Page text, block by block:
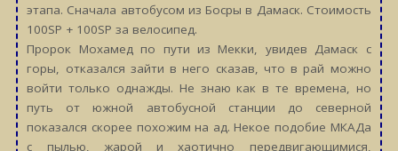
этапа. Сначала автобусом из Босры в Дамаск. Стоимость
100SP + 100SP за велосипед.
Пророк Мохамед по пути из Мекки, увидев Дамаск с
горы, отказался зайти в него сказав, что в рай можно
войти только однажды. Не знаю как в те времена, но
путь от южной автобусной станции до северной
показался скорее похожим на ад. Некое подобие МКАДа
с пылью, жарой и хаотично передвигающимися,